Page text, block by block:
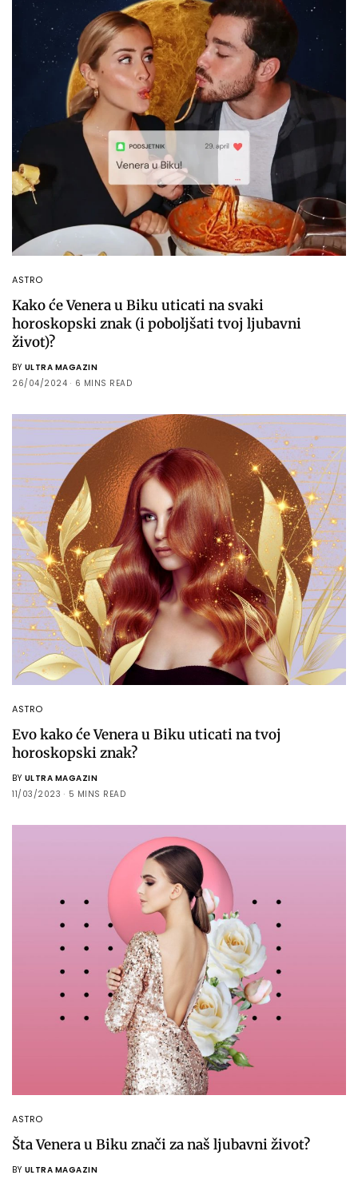
ASTRO
Kako će Venera u Biku uticati na svaki
horoskopski znak (i poboljšati tvoj ljubavni
život)?
BY ULTRA MAGAZIN
26/04/2024
6 MINS READ
ASTRO
Evo kako će Venera u Biku uticati na tvoj
horoskopski znak?
BY ULTRA MAGAZIN
11/03/2023
5 MINS READ
ASTRO
Šta Venera u Biku znači za naš ljubavni život?
BY ULTRA MAGAZIN